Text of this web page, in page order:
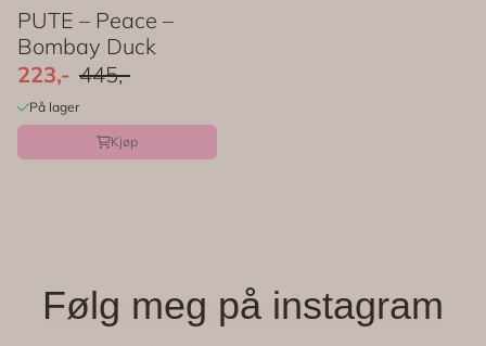
PUTE – Peace –
Bombay Duck
223,- 445,-
På lager
Kjøp
Følg meg på instagram